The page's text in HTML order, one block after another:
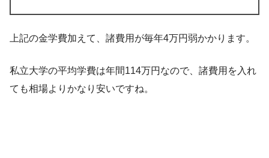
上記の金学費加えて、諸費用が毎年4万円弱かかります。
私立大学の平均学費は年間114万円なので、諸費用を入れ
ても相場よりかなり安いですね。